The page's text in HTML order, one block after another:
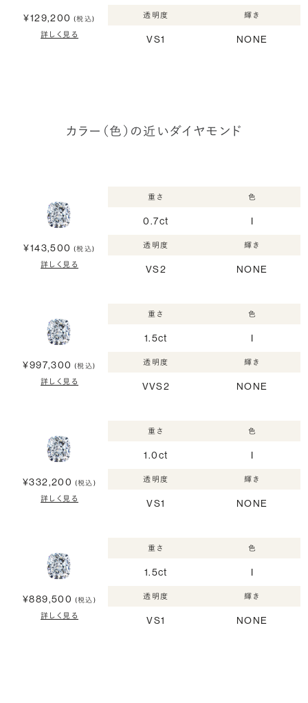
¥129,200 (税込)
詳しく見る
透明度
VS1
輝き
NONE
カラー（色）の近いダイヤモンド
¥143,500 (税込)
詳しく見る
重さ
0.7ct
色
I
透明度
VS2
輝き
NONE
¥997,300 (税込)
詳しく見る
重さ
1.5ct
色
I
透明度
VVS2
輝き
NONE
¥332,200 (税込)
詳しく見る
重さ
1.0ct
色
I
透明度
VS1
輝き
NONE
¥889,500 (税込)
詳しく見る
重さ
1.5ct
色
I
透明度
VS1
輝き
NONE